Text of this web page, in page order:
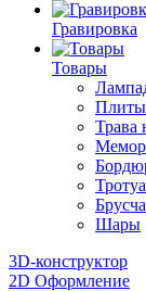
Гравировка
Товары
Плиты
Трава
Шары
3D-конструктор
2D Оформление